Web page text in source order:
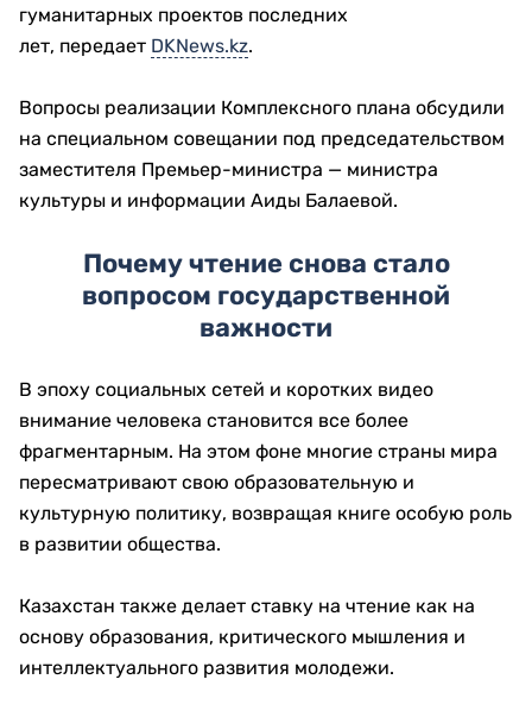
гуманитарных проектов последних
лет, передает DKNews.kz.
Вопросы реализации Комплексного плана обсудили
на специальном совещании под председательством
заместителя Премьер-министра — министра
культуры и информации Аиды Балаевой.
Почему чтение снова стало
вопросом государственной
важности
В эпоху социальных сетей и коротких видео
внимание человека становится все более
фрагментарным. На этом фоне многие страны мира
пересматривают свою образовательную и
культурную политику, возвращая книге особую роль
в развитии общества.
Казахстан также делает ставку на чтение как на
основу образования, критического мышления и
интеллектуального развития молодежи.